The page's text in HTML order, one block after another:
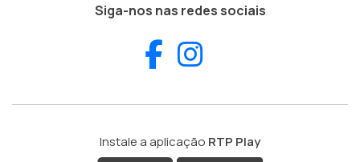
Siga-nos nas redes sociais
Facebook
Instale a aplicação RTP Play